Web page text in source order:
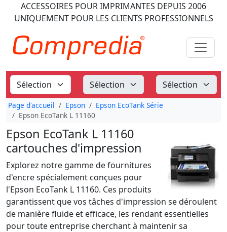
ACCESSOIRES POUR IMPRIMANTES DEPUIS 2006
UNIQUEMENT POUR LES CLIENTS PROFESSIONNELS
Page d'accueil Epson
Epson EcoTank Série
Epson EcoTank L 11160
Epson EcoTank L 11160
cartouches d'impression
Explorez notre gamme de fournitures
d'encre spécialement conçues pour
l'Epson EcoTank L 11160. Ces produits
garantissent que vos tâches d'impression se déroulent
de manière fluide et efficace, les rendant essentielles
pour toute entreprise cherchant à maintenir sa